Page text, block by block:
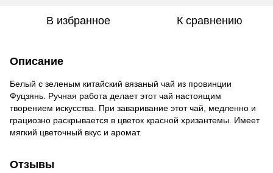
В избранное К сравнению
Описание
Белый с зеленым китайский вязаный чай из провинции
Фуцзянь. Ручная работа делает этот чай настоящим
творением искусства. При заваривание этот чай, медленно и
грациозно раскрывается в цветок красной хризантемы. Имеет
мягкий цветочный вкус и аромат.
Отзывы